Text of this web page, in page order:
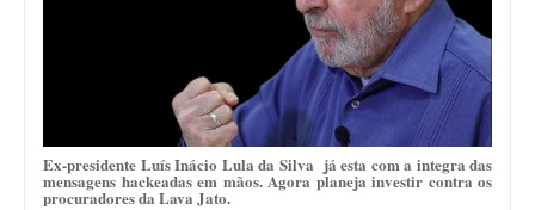
Ex-presidente Luís Inácio Lula da Silva já esta com a integra das
mensagens hackeadas em mãos. Agora planeja investir contra os
procuradores da Lava Jato.